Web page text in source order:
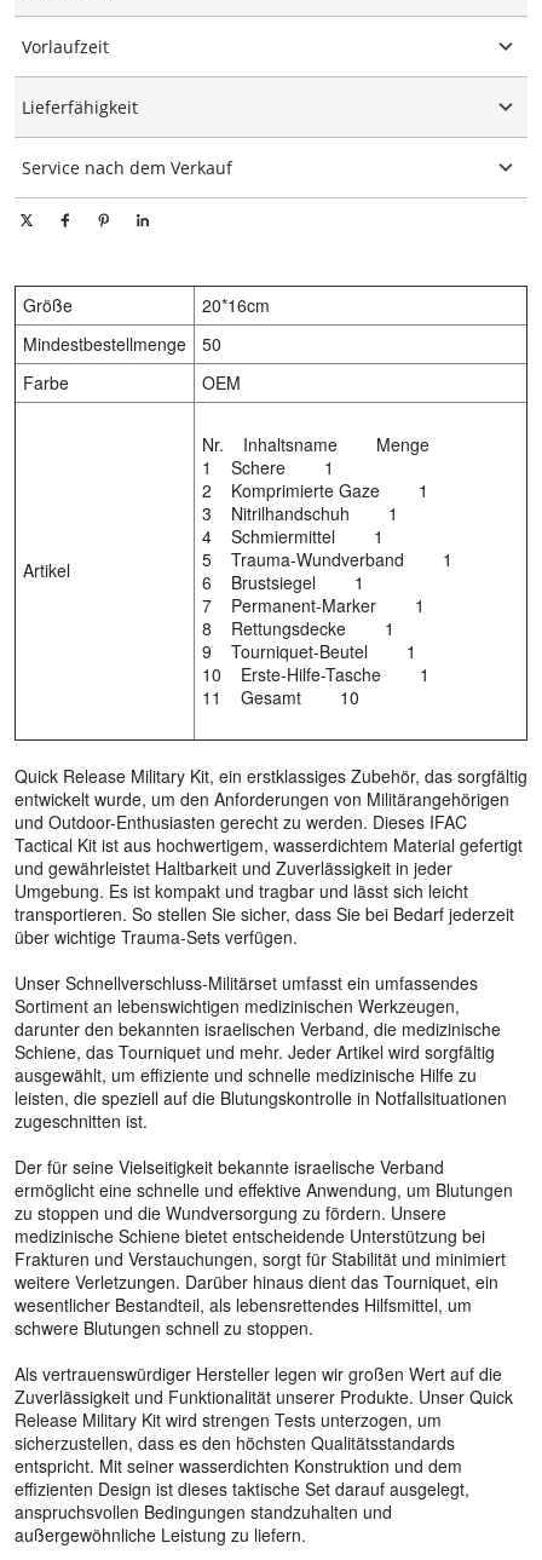
Maßgeschneiderte Verpackung
Vorlaufzeit
Lieferfähigkeit
Service nach dem Verkauf
Größe
20*16cm
Mindestbestellmenge
50
Farbe
OEM
Artikel
Nr. Inhaltsname Menge
1 Schere 1
2 Komprimierte Gaze 1
3 Nitrilhandschuh 1
4 Schmiermittel 1
5 Trauma-Wundverband 1
6 Brustsiegel 1
7 Permanent-Marker 1
8 Rettungsdecke 1
9 Tourniquet-Beutel 1
10 Erste-Hilfe-Tasche 1
11 Gesamt 10
Quick Release Military Kit, ein erstklassiges Zubehör, das sorgfältig
entwickelt wurde, um den Anforderungen von Militärangehörigen
und Outdoor-Enthusiasten gerecht zu werden. Dieses IFAC
Tactical Kit ist aus hochwertigem, wasserdichtem Material gefertigt
und gewährleistet Haltbarkeit und Zuverlässigkeit in jeder
Umgebung. Es ist kompakt und tragbar und lässt sich leicht
transportieren. So stellen Sie sicher, dass Sie bei Bedarf jederzeit
über wichtige Trauma-Sets verfügen.
Unser Schnellverschluss-Militärset umfasst ein umfassendes
Sortiment an lebenswichtigen medizinischen Werkzeugen,
darunter den bekannten israelischen Verband, die medizinische
Schiene, das Tourniquet und mehr. Jeder Artikel wird sorgfältig
ausgewählt, um effiziente und schnelle medizinische Hilfe zu
leisten, die speziell auf die Blutungskontrolle in Notfallsituationen
zugeschnitten ist.
Der für seine Vielseitigkeit bekannte israelische Verband
ermöglicht eine schnelle und effektive Anwendung, um Blutungen
zu stoppen und die Wundversorgung zu fördern. Unsere
medizinische Schiene bietet entscheidende Unterstützung bei
Frakturen und Verstauchungen, sorgt für Stabilität und minimiert
weitere Verletzungen. Darüber hinaus dient das Tourniquet, ein
wesentlicher Bestandteil, als lebensrettendes Hilfsmittel, um
schwere Blutungen schnell zu stoppen.
Als vertrauenswürdiger Hersteller legen wir großen Wert auf die
Zuverlässigkeit und Funktionalität unserer Produkte. Unser Quick
Release Military Kit wird strengen Tests unterzogen, um
sicherzustellen, dass es den höchsten Qualitätsstandards
entspricht. Mit seiner wasserdichten Konstruktion und dem
effizienten Design ist dieses taktische Set darauf ausgelegt,
anspruchsvollen Bedingungen standzuhalten und
außergewöhnliche Leistung zu liefern.